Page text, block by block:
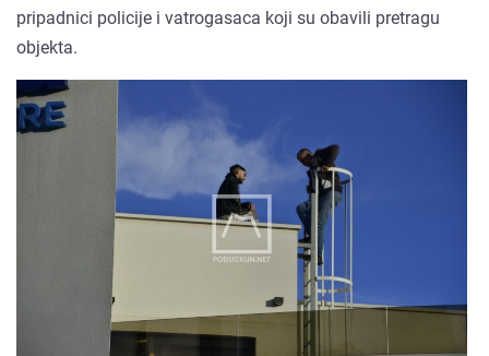
pripadnici policije i vatrogasaca koji su obavili pretragu
objekta.